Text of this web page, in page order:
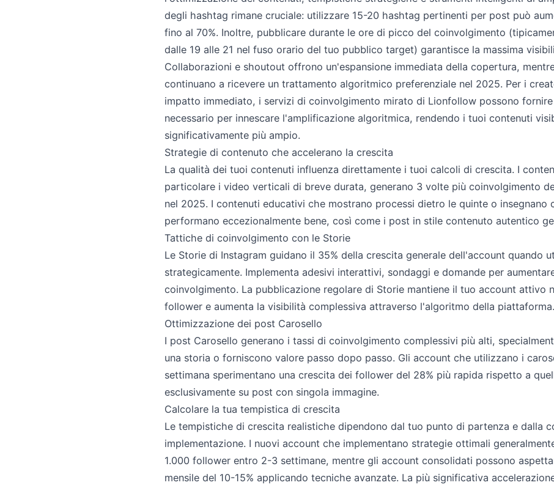
degli hashtag rimane cruciale: utilizzare 15-20 hashtag pertinenti per post può
fino al 70%. Inoltre, pubblicare durante le ore di picco del coinvolgimento
dalle 19 alle 21 nel fuso orario del tuo pubblico target) garantisce la massima
Collaborazioni e shoutout offrono un'espansione immediata della copertura,
continuano a ricevere un trattamento algoritmico preferenziale nel 2025. Per i
impatto immediato, i servizi di coinvolgimento mirato di Lionfollow possono
necessario per innescare l'amplificazione algoritmica, rendendo i tuoi contenuti
significativamente più ampio.
Strategie di contenuto che accelerano la crescita
La qualità dei tuoi contenuti influenza direttamente i tuoi calcoli di crescita. I
particolare i video verticali di breve durata, generano 3 volte più coinvolgimento
nel 2025. I contenuti educativi che mostrano processi dietro le quinte o insegnano
performano eccezionalmente bene, così come i post in stile contenuto autentico
Tattiche di coinvolgimento con le Storie
Le Storie di Instagram guidano il 35% della crescita generale dell'account quando
strategicamente. Implementa adesivi interattivi, sondaggi e domande per
coinvolgimento. La pubblicazione regolare di Storie mantiene il tuo account attivo
follower e aumenta la visibilità complessiva attraverso l'algoritmo della piattaforma.
Ottimizzazione dei post Carosello
I post Carosello generano i tassi di coinvolgimento complessivi più alti,
una storia o forniscono valore passo dopo passo. Gli account che utilizzano i
settimana sperimentano una crescita dei follower del 28% più rapida rispetto a
esclusivamente su post con singola immagine.
Calcolare la tua tempistica di crescita
Le tempistiche di crescita realistiche dipendono dal tuo punto di partenza e dalla
implementazione. I nuovi account che implementano strategie ottimali
1.000 follower entro 2-3 settimane, mentre gli account consolidati possono
mensile del 10-15% applicando tecniche avanzate. La più significativa